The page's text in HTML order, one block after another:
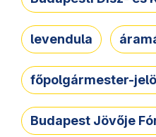
levendula
főpolgármester-
Budapest Jövője